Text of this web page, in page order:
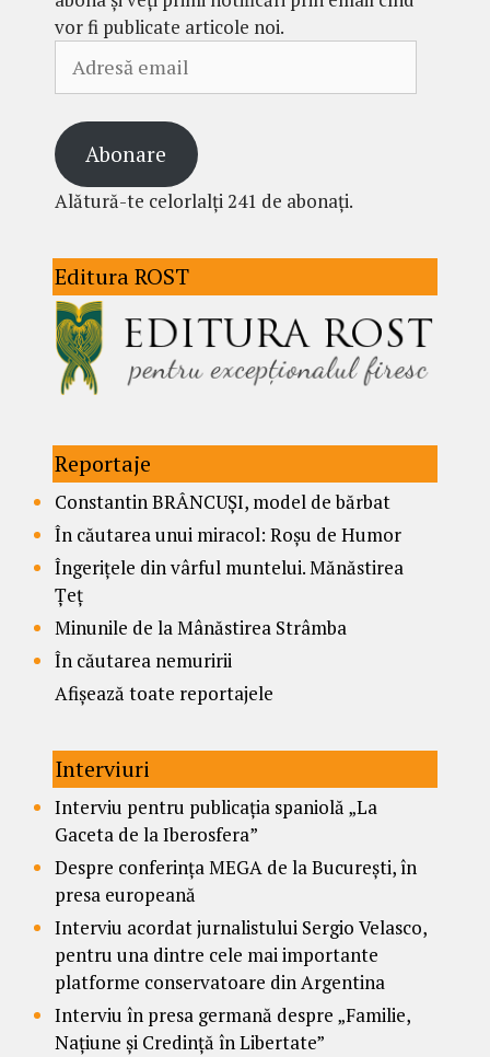
vor fi publicate articole noi.
email
Abonare
Alătură-te celorlalți 241 de abonați.
Editura ROST
Reportaje
Constantin BRÂNCUȘI, model de bărbat
În căutarea unui miracol: Roșu de Humor
Îngerițele din vârful muntelui. Mănăstirea
Țeț
Minunile de la Mânăstirea Strâmba
În căutarea nemuririi
Afișează toate reportajele
Interviuri
Interviu pentru publicația spaniolă „La
Gaceta de la Iberosfera”
Despre conferința MEGA de la București, în
presa europeană
Interviu acordat jurnalistului Sergio Velasco,
pentru una dintre cele mai importante
platforme conservatoare din Argentina
Interviu în presa germană despre „Familie,
Națiune și Credință în Libertate”